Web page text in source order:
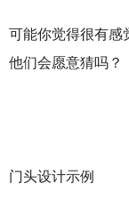
可能你觉得很有感
他们会愿意猜吗？
门头设计示例